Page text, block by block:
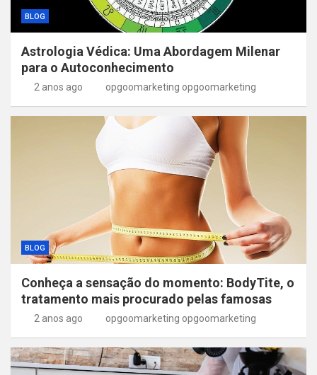
BLOG
Astrologia Védica: Uma Abordagem Milenar
para o Autoconhecimento
2 anos ago opgoomarketing opgoomarketing
BLOG
Conheça a sensação do momento: BodyTite, o
tratamento mais procurado pelas famosas
2 anos ago opgoomarketing opgoomarketing